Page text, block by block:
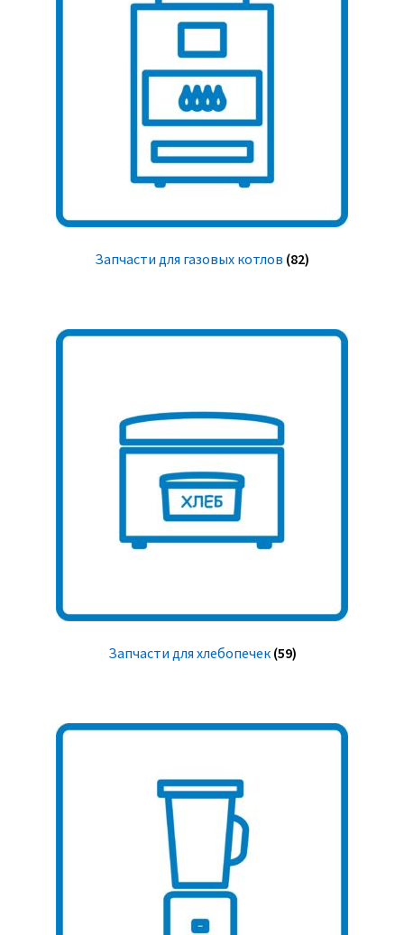
Запчасти для газовых котлов (82)
Запчасти для хлебопечек (59)